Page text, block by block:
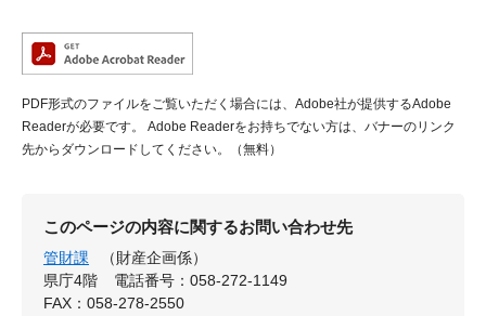
PDF形式のファイルをご覧いただく場合には、Adobe社が提供するAdobe
Readerが必要です。
Adobe Readerをお持ちでない方は、バナーのリンク
先からダウンロードしてください。（無料）
このページの内容に関するお問い合わせ先
管財課
（財産企画係）
県庁4階
電話番号：058-272-1149
FAX：058-278-2550